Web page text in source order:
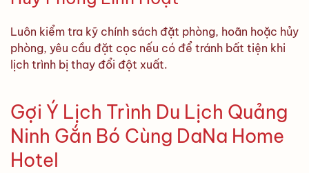
Luôn kiểm tra kỹ chính sách đặt phòng, hoãn hoặc hủy
phòng, yêu cầu đặt cọc nếu có để tránh bất tiện khi
lịch trình bị thay đổi đột xuất.
Gợi Ý Lịch Trình Du Lịch Quảng
Ninh Gắn Bó Cùng DaNa Home
Hotel